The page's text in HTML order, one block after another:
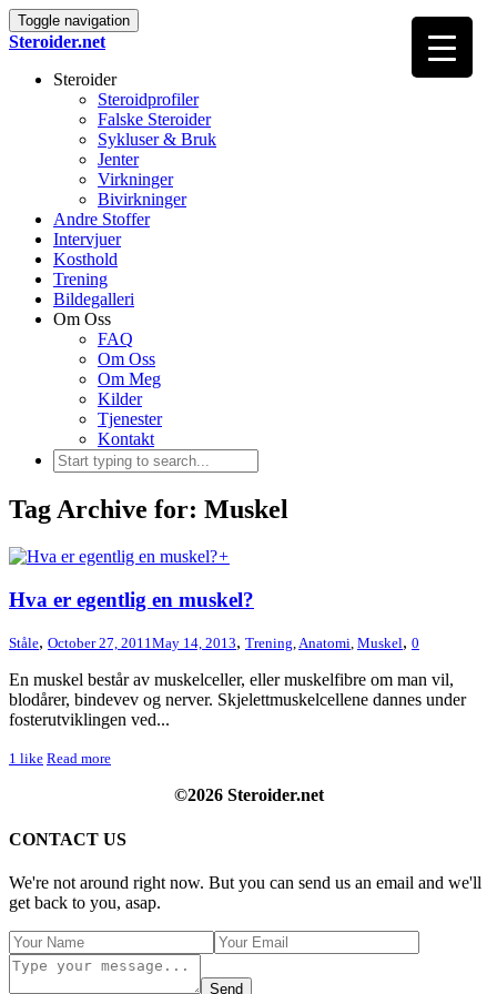
Toggle navigation
Steroider.net
Steroider
Steroidprofiler
Falske Steroider
Sykluser & Bruk
Jenter
Virkninger
Bivirkninger
Andre Stoffer
Intervjuer
Kosthold
Trening
Bildegalleri
Om Oss
FAQ
Om Oss
Om Meg
Kilder
Tjenester
Kontakt
Tag Archive for: Muskel
+
Hva er egentlig en muskel?
Ståle, October 27, 2011May 14, 2013, Trening,Anatomi, Muskel, 0
En muskel består av muskelceller, eller muskelfibre om man vil,
blodårer, bindevev og nerver. Skjelettmuskelcellene dannes under
fosterutviklingen ved...
1 like Read more
©2026 Steroider.net
CONTACT US
We're not around right now. But you can send us an email and we'll
get back to you, asap.
Send